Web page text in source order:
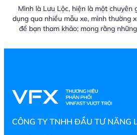
Mình là Lưu Lộc, hiện là một
dụng qua nhiều mẫu xe, mình thường
để bạn tham khảo; mong rằng
CÔNG TY TNHH ĐẦU TƯ NĂNG